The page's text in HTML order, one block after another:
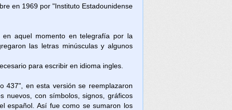
en 1969 por "Instituto Estadounidense
aquel momento en telegrafía por la
las letras minúsculas y algunos
para escribir en idioma ingles.
437", en esta versión se reemplazaron
nuevos, con símbolos, signos, gráficos
español. Así fue como se sumaron los